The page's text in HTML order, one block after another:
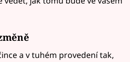
a v tuhém provedení tak,